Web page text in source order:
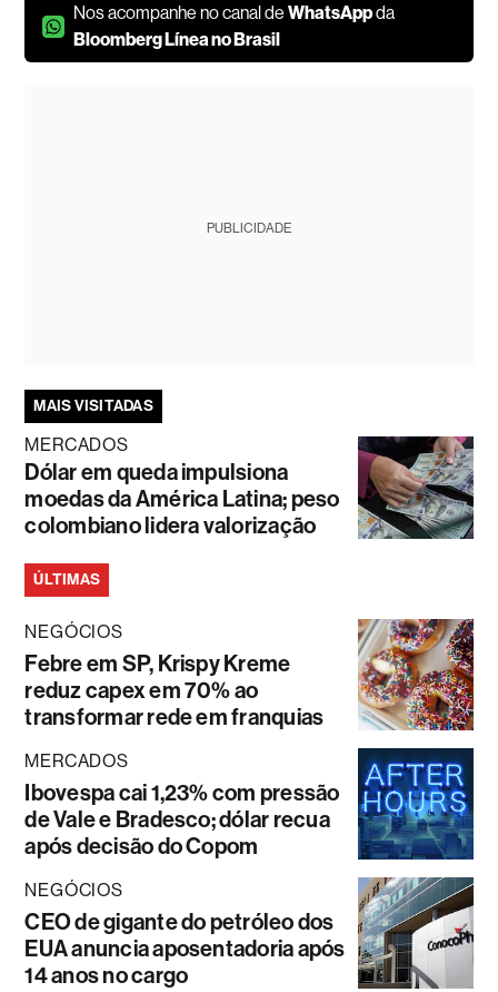
Nos acompanhe no canal deWhatsAppda
Bloomberg Línea no Brasil
PUBLICIDADE
MAIS VISITADAS
MERCADOS
Dólar em queda impulsiona
moedas da América Latina; peso
colombiano lidera valorização
ÚLTIMAS
NEGÓCIOS
Febre em SP, Krispy Kreme
reduz capex em 70% ao
transformar rede em franquias
MERCADOS
Ibovespa cai 1,23% com pressão
de Vale e Bradesco; dólar recua
após decisão do Copom
NEGÓCIOS
CEO de gigante do petróleo dos
EUA anuncia aposentadoria após
14 anos no cargo